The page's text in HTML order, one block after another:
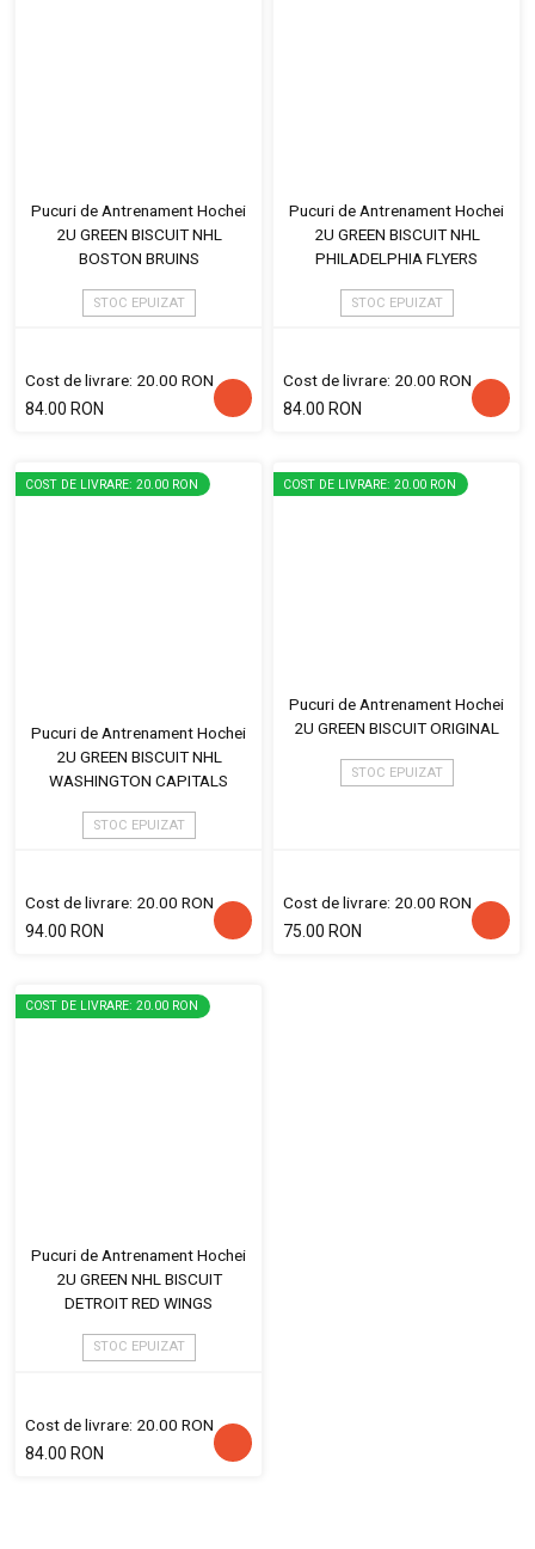
Pucuri de Antrenament Hochei
2U GREEN BISCUIT NHL
BOSTON BRUINS
STOC EPUIZAT
Cost de livrare: 20.00 RON
84.00 RON
Pucuri de Antrenament Hochei
2U GREEN BISCUIT NHL
PHILADELPHIA FLYERS
STOC EPUIZAT
Cost de livrare: 20.00 RON
84.00 RON
COST DE LIVRARE: 20.00 RON
Pucuri de Antrenament Hochei
2U GREEN BISCUIT NHL
WASHINGTON CAPITALS
STOC EPUIZAT
Cost de livrare: 20.00 RON
94.00 RON
COST DE LIVRARE: 20.00 RON
Pucuri de Antrenament Hochei
2U GREEN BISCUIT ORIGINAL
STOC EPUIZAT
Cost de livrare: 20.00 RON
75.00 RON
COST DE LIVRARE: 20.00 RON
Pucuri de Antrenament Hochei
2U GREEN NHL BISCUIT
DETROIT RED WINGS
STOC EPUIZAT
Cost de livrare: 20.00 RON
84.00 RON